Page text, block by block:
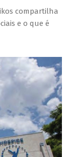
compartilha
e o que é